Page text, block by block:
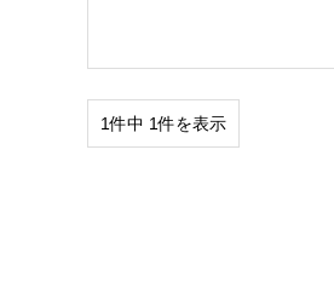
1件中 1件を表示